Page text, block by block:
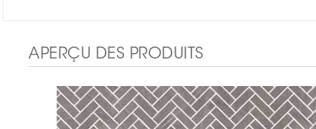
APERÇU DES PRODUITS